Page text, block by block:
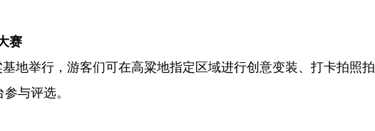
赛
地举行，游客们可在高粱地指定区域进行创意变装、打卡拍照拍
与评选。